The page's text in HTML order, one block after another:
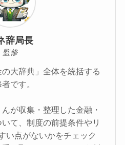
辞局長
監修
大辞典」全体を統括する
です。
が収集・整理した金融・
て、制度の前提条件やリ
い点がないかをチェック